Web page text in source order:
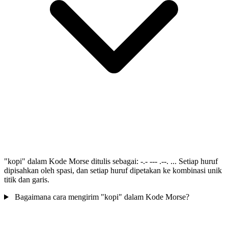
"kopi" dalam Kode Morse ditulis sebagai: -.- --- .--. ... Setiap huruf
dipisahkan oleh spasi, dan setiap huruf dipetakan ke kombinasi unik
titik dan garis.
Bagaimana cara mengirim "kopi" dalam Kode Morse?